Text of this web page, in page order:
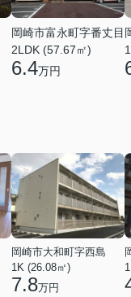
岡崎市富永町字番丈目
2LDK (57.67㎡)
6.4万円
岡崎市大和町字西島
1K (26.08㎡)
7.8万円